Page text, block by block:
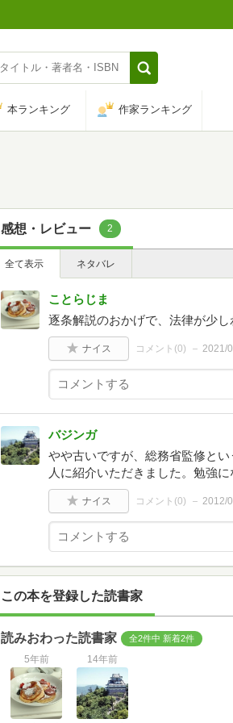
本ランキング 作家ランキング
感想・レビュー 2
全て表示 ネタバレ
ことらじま
逐条解説のおかげで、法律が少し
ナイス コメント(0) 2021/
バジンガ
やや古いですが、総務省監修と
人に紹介いただきました。勉強に
ナイス コメント(0) 2012/
この本を登録した読書家
読みおわった読書家 全2件中 新着2件
5年前 14年前